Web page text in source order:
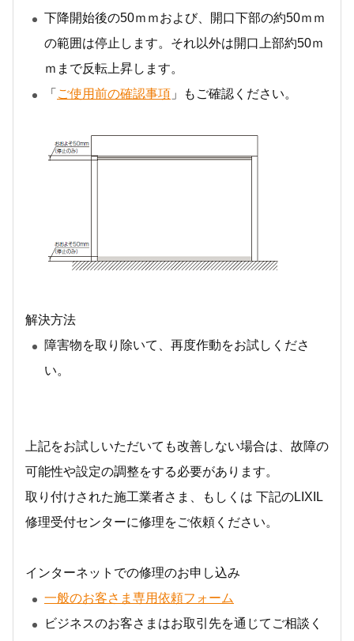
下降開始後の50ｍｍおよび、開口下部の約50ｍｍ
の範囲は停止します。それ以外は開口上部約50ｍ
ｍまで反転上昇します。
「 ご使用前の確認事項 」もご確認ください。
解決方法
障害物を取り除いて、再度作動をお試しくださ
い。
上記をお試しいただいても改善しない場合は、故障の
可能性や設定の調整をする必要があります。
取り付けされた施工業者さま、もしくは 下記のLIXIL
修理受付センターに修理をご依頼ください。
インターネットでの修理のお申し込み
一般のお客さま専用依頼フォーム
ビジネスのお客さまはお取引先を通じてご相談く